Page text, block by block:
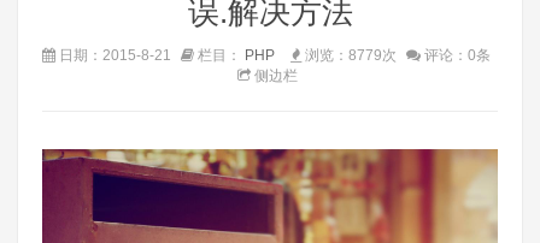
误.解决方法
日期：2015-8-21 栏目： PHP 浏览：8779次
评论：0条
侧边栏